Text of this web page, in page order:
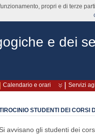
e dei
Calendario e orari Servizi
STUDENTI DEI CORSI
Si avvisano gli studenti dei
propri e di terze